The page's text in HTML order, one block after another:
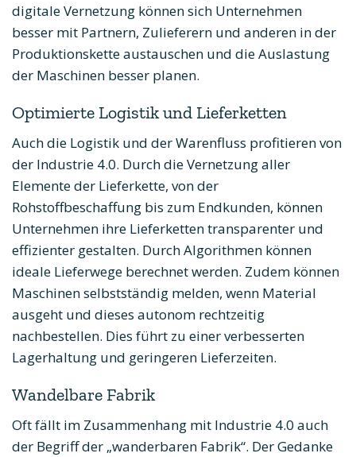
digitale Vernetzung können sich Unternehmen
besser mit Partnern, Zulieferern und anderen in der
Produktionskette austauschen und die Auslastung
der Maschinen besser planen.
Optimierte Logistik und Lieferketten
Auch die Logistik und der Warenfluss profitieren von
der Industrie 4.0. Durch die Vernetzung aller
Elemente der Lieferkette, von der
Rohstoffbeschaffung bis zum Endkunden, können
Unternehmen ihre Lieferketten transparenter und
effizienter gestalten. Durch Algorithmen können
ideale Lieferwege berechnet werden. Zudem können
Maschinen selbstständig melden, wenn Material
ausgeht und dieses autonom rechtzeitig
nachbestellen. Dies führt zu einer verbesserten
Lagerhaltung und geringeren Lieferzeiten.
Wandelbare Fabrik
Oft fällt im Zusammenhang mit Industrie 4.0 auch
der Begriff der „wanderbaren Fabrik“. Der Gedanke